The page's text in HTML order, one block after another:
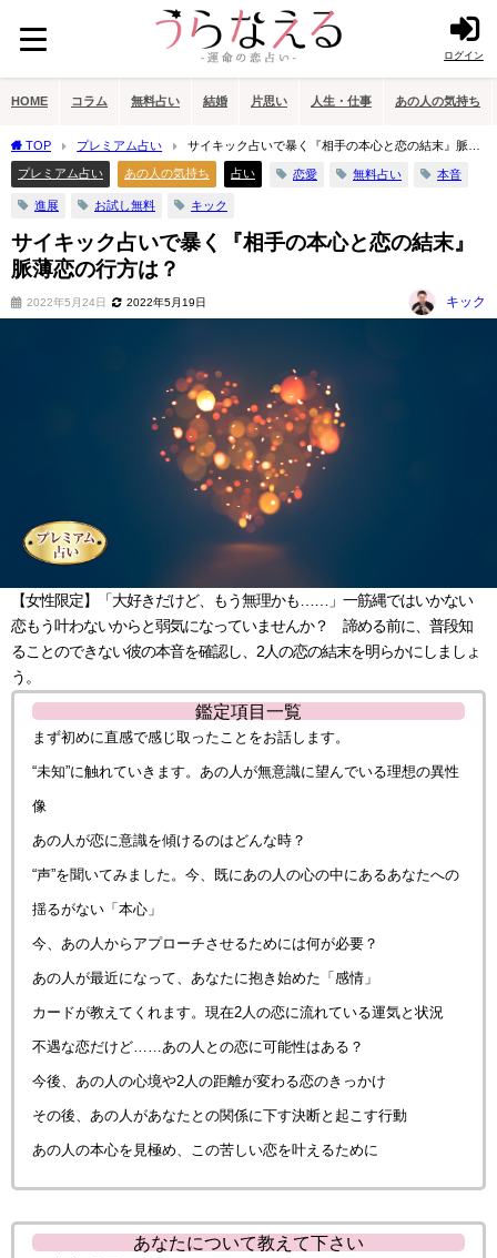
ログイン
HOME コラム 無料占い 結婚 片思い 人生・仕事 あの人の気持ち
TOP プレミアム占い
サイキック占いで暴く『相手の本心と恋の結末』脈薄
恋の行方は？
プレミアム占い あの人の気持ち 占い 恋愛 無料占い 本音
進展 お試し無料 キック
サイキック占いで暴く『相手の本心と恋の結末』
脈薄恋の行方は？
2022年5月24日 2022年5月19日 キック
【女性限定】「大好きだけど、もう無理かも……」一筋縄ではいかない
恋もう叶わないからと弱気になっていませんか？ 諦める前に、普段知
ることのできない彼の本音を確認し、2人の恋の結末を明らかにしましょ
う。
鑑定項目一覧
まず初めに直感で感じ取ったことをお話します。
“未知”に触れていきます。あの人が無意識に望んでいる理想の異性
像
あの人が恋に意識を傾けるのはどんな時？
“声”を聞いてみました。今、既にあの人の心の中にあるあなたへの
揺るがない「本心」
今、あの人からアプローチさせるためには何が必要？
あの人が最近になって、あなたに抱き始めた「感情」
カードが教えてくれます。現在2人の恋に流れている運気と状況
不遇な恋だけど……あの人との恋に可能性はある？
今後、あの人の心境や2人の距離が変わる恋のきっかけ
その後、あの人があなたとの関係に下す決断と起こす行動
あの人の本心を見極め、この苦しい恋を叶えるために
あなたについて教えて下さい